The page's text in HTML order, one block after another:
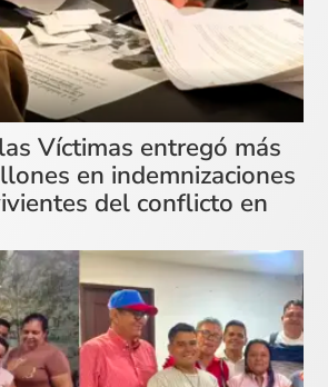
Víctimas entregó más
en indemnizaciones
del conflicto en